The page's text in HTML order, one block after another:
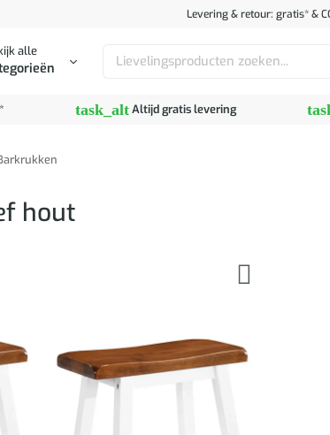
Levering & retour: gratis* &
alle
Zoeken
task_altAltijd gratis levering
hout